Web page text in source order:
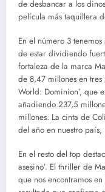
de desbancar a los
película más taquillera
En el número 3
de estar dividiendo
fortaleza de la marca
de 8,47 millones en tres
World: Dominion’, que
añadiendo 237,5
millones. La cinta de
del año en nuestro
En el resto del top
asesino’. El thriller de
que nos encontramos